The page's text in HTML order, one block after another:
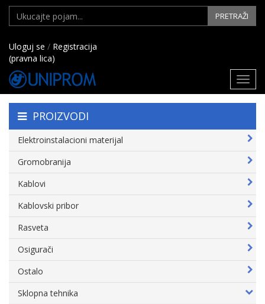
PRETRAŽI
Uloguj se / Registracija
(pravna lica)
PROIZVODI
Elektroinstalacioni materijal
Gromobranija
Kablovi
Kablovski pribor
Rasveta
Osigurači
Ostalo
Sklopna tehnika